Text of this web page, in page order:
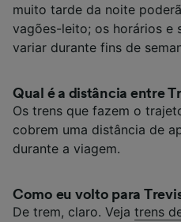
muito tarde da noite
vagões-leito; os horários e
variar durante fins de
Qual é a distância entre
Os trens que fazem o
cobrem uma distância de
durante a viagem.
Como eu volto para
De trem, claro. Veja trens